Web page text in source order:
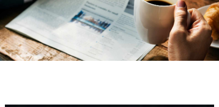
Servizi
Assistenziali
Assistenza
ospedaliera